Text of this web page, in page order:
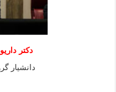
دکتر
دانشیار